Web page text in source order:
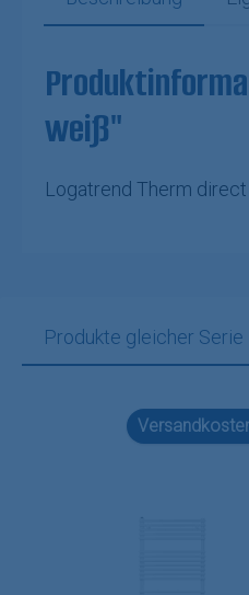
weiß"
Logatrend Therm
Produkte gleicher Serie
Produktgalerie